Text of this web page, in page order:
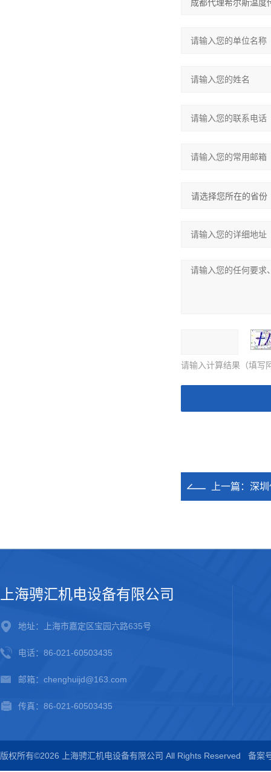
请输入计算结果（填写
上一篇： 深
上海骋汇机电设备有限公司
地址：上海市嘉定区宝园六路635号
电话：86-021-60503435
邮箱：chenghuijd@163.com
传真：86-021-60503435
版权所有©2026 上海骋汇机电设备有限公司 All Rights Reserved 备案